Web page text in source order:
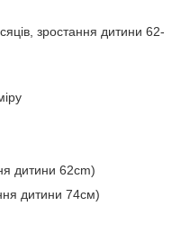
зростання дитини 62-
дитини 62cm)
дитини 74см)